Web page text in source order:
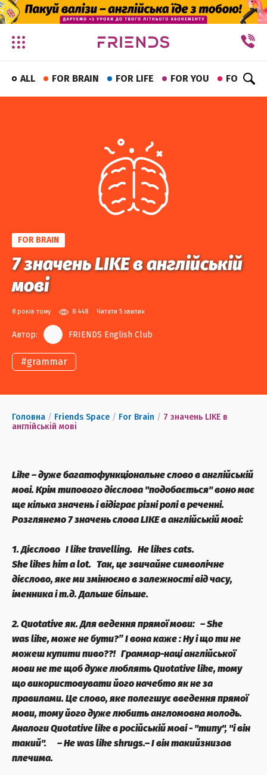
✕
ALL FOR BRAIN FOR LIFE FOR YOU FOR FUN
FOR BRAIN
7 значень LIKE в англійській
мові
8 років тому 8 448 Читати 5 хвилин
Автор: FRIENDS English Club
#grammar
Головна / Friends Space / For Brain / 7 значень LIKE в
англійській мові
Like – дуже багатофункціональне слово в англійській
мові. Крім типового дієслова "подобається" воно має
ще кілька значень і відіграє різні ролі в реченні.
Розглянемо 7 значень слова LIKE в англійській мові:
1. Дієслово Iliketravelling. Helikescats.
Shelikeshim a lot. Так, це звичайне символічне
дієслово, яке ми змінюємо в залежності від часу,
іменника і т.д. Дальше більше.
2. Quotative як. Для ведення прямої мови: – She
waslike, може не бути?” І вонакаже: Ну і що ти не
можеш купити пиво??!Граммар-наці англійської
мови не те щоб дуже люблять Quotative like, тому
що використовувати його начебто як не за
правилами. Це слово, яке полегшує введення прямої
мови, тому його дуже любить англомовна молодь.
Аналоги Quotative like в російській мові - "типу", "і він
такий". ⠀ – He waslikeshrugs.–І він такийзнизав
плечима.